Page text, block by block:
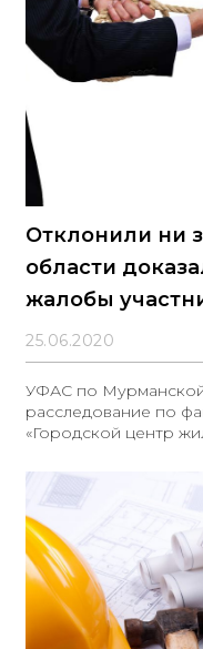
Отклонили ни
области
жалобы
25.06.2020
УФАС по
расследование по
«Городской центр